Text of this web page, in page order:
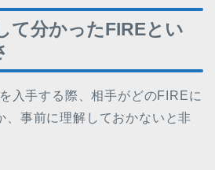
て分かったFIREとい
入手する際、相手がどのFIREに
、事前に理解しておかないと非